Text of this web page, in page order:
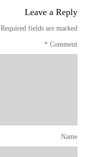
Leave a Reply
Required fields are marked
Comment
*
Name